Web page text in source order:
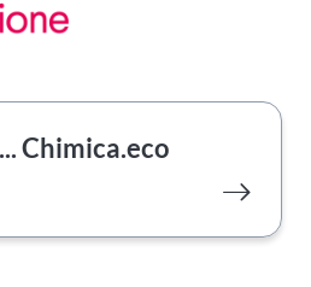
Chimica.eco